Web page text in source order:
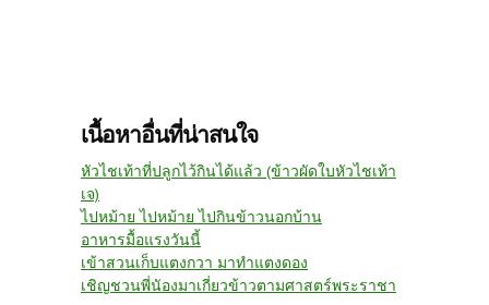
เนื้อหาอื่นที่น่าสนใจ
หัวไชเท้าที่ปลูกไว้กินได้แล้ว (ข้าวผัดใบหัวไชเท้า
เจ)
ไปหม้าย ไปหม้าย ไปกินข้าวนอกบ้าน
อาหารมื้อแรงวันนี้
เข้าสวนเก็บแตงกวา มาทำแตงดอง
เชิญชวนพี่นัองมาเกี่ยวข้าวตามศาสตร์พระราชา